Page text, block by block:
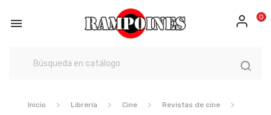
 0
Inicio Librería Cine
Revistas de cine